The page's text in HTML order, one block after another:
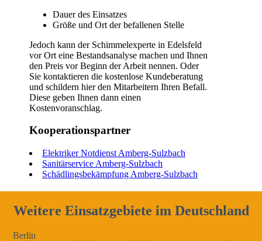
Dauer des Einsatzes
Größe und Ort der befallenen Stelle
Jedoch kann der Schimmelexperte in Edelsfeld
vor Ort eine Bestandsanalyse machen und Ihnen
den Preis vor Beginn der Arbeit nennen. Oder
Sie kontaktieren die kostenlose Kundeberatung
und schildern hier den Mitarbeitern Ihren Befall.
Diese geben Ihnen dann einen
Kostenvoranschlag.
Kooperationspartner
Elektriker Notdienst Amberg-Sulzbach
Sanitärservice Amberg-Sulzbach
Schädlingsbekämpfung Amberg-Sulzbach
Weitere Einsatzgebiete im Deutschland
Berlin